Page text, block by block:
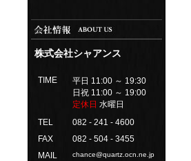
株式会社シャアンス
TIME
平日 11:00 ～ 19:30
日祝 11:00 ～ 19:00
定休日 水曜日
TEL
082 - 241 - 4600
FAX
082 - 504 - 3455
MAIL
chance@quartz.ocn.ne.jp